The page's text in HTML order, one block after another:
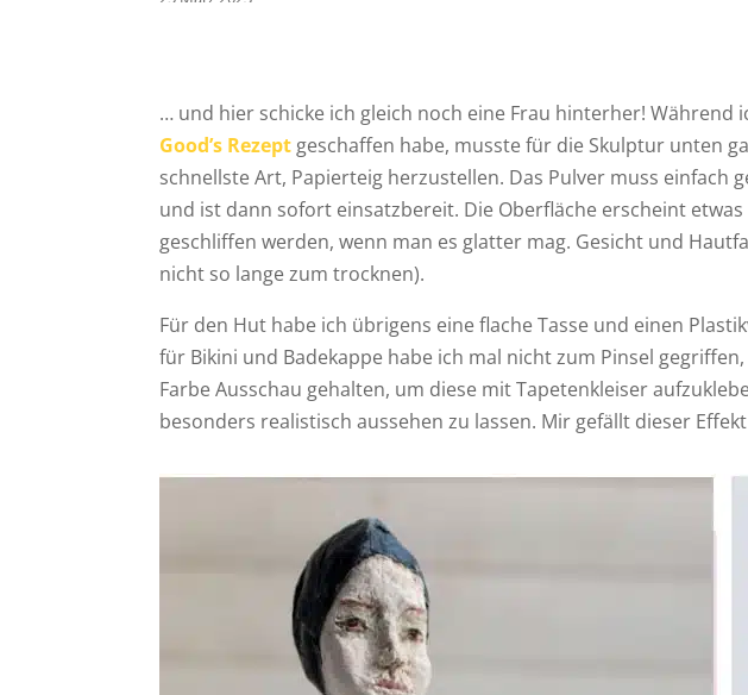
… und hier schicke ich gleich noch eine Frau hinterher!
Good’s Rezept geschaffen habe, musste für die Skulptur unten
schnellste Art, Papierteig herzustellen. Das Pulver muss einfach
und ist dann sofort einsatzbereit. Die Oberfläche erscheint
geschliffen werden, wenn man es glatter mag. Gesicht und
nicht so lange zum trocknen).
Für den Hut habe ich übrigens eine flache Tasse und einen
für Bikini und Badekappe habe ich mal nicht zum Pinsel
Farbe Ausschau gehalten, um diese mit Tapetenkleiser
besonders realistisch aussehen zu lassen. Mir gefällt dieser